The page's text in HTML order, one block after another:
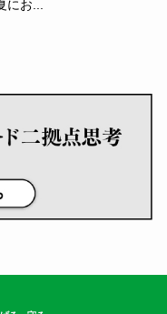
お...